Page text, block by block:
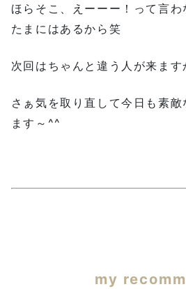
ほらそこ、えーーー！って言
たまにはあるから笑
次回はちゃんと違う人が来ます
さぁ気を取り直して今日も素
ます～^^
my